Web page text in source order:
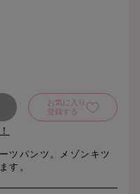
お気に入り
登録する
ツパンツ。メゾンキツ
す。